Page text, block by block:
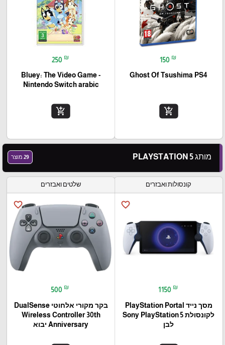
150 ₪
Ghost Of Tsushima PS4
add_shopping_cart
250 ₪
Bluey: The Video Game -
Nintendo Switch arabic
add_shopping_cart
מותג PLAYSTATION 5 29 מוצר
קונסולות ואבזרים
favorite_border
1150 ₪
מסך נייד PlayStation Portal‎
לקונסולת Sony PlayStation 5
לבן
שלטים ואבזרים
favorite_border
500 ₪
בקר מקורי אלחוטי DualSense
Wireless Controller 30th
Anniversary יבוא